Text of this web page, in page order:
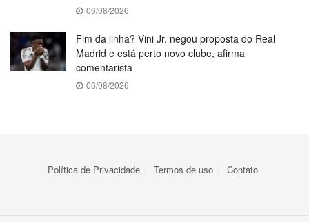
06/08/2026
Fim da linha? Vini Jr. negou proposta do Real
Madrid e está perto novo clube, afirma
comentarista
06/08/2026
Política de Privacidade Termos de uso Contato